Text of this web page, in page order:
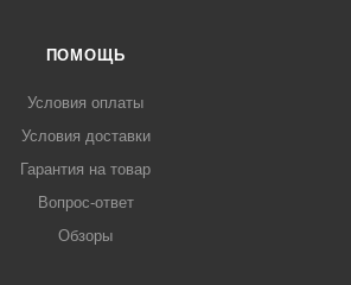
ПОМОЩЬ
Условия оплаты
Условия доставки
Гарантия на товар
Вопрос-ответ
Обзоры